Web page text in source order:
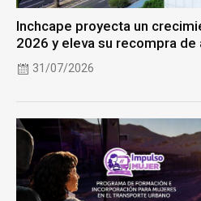
Inchcape proyecta un
2026 y eleva su recompra de
31/07/2026